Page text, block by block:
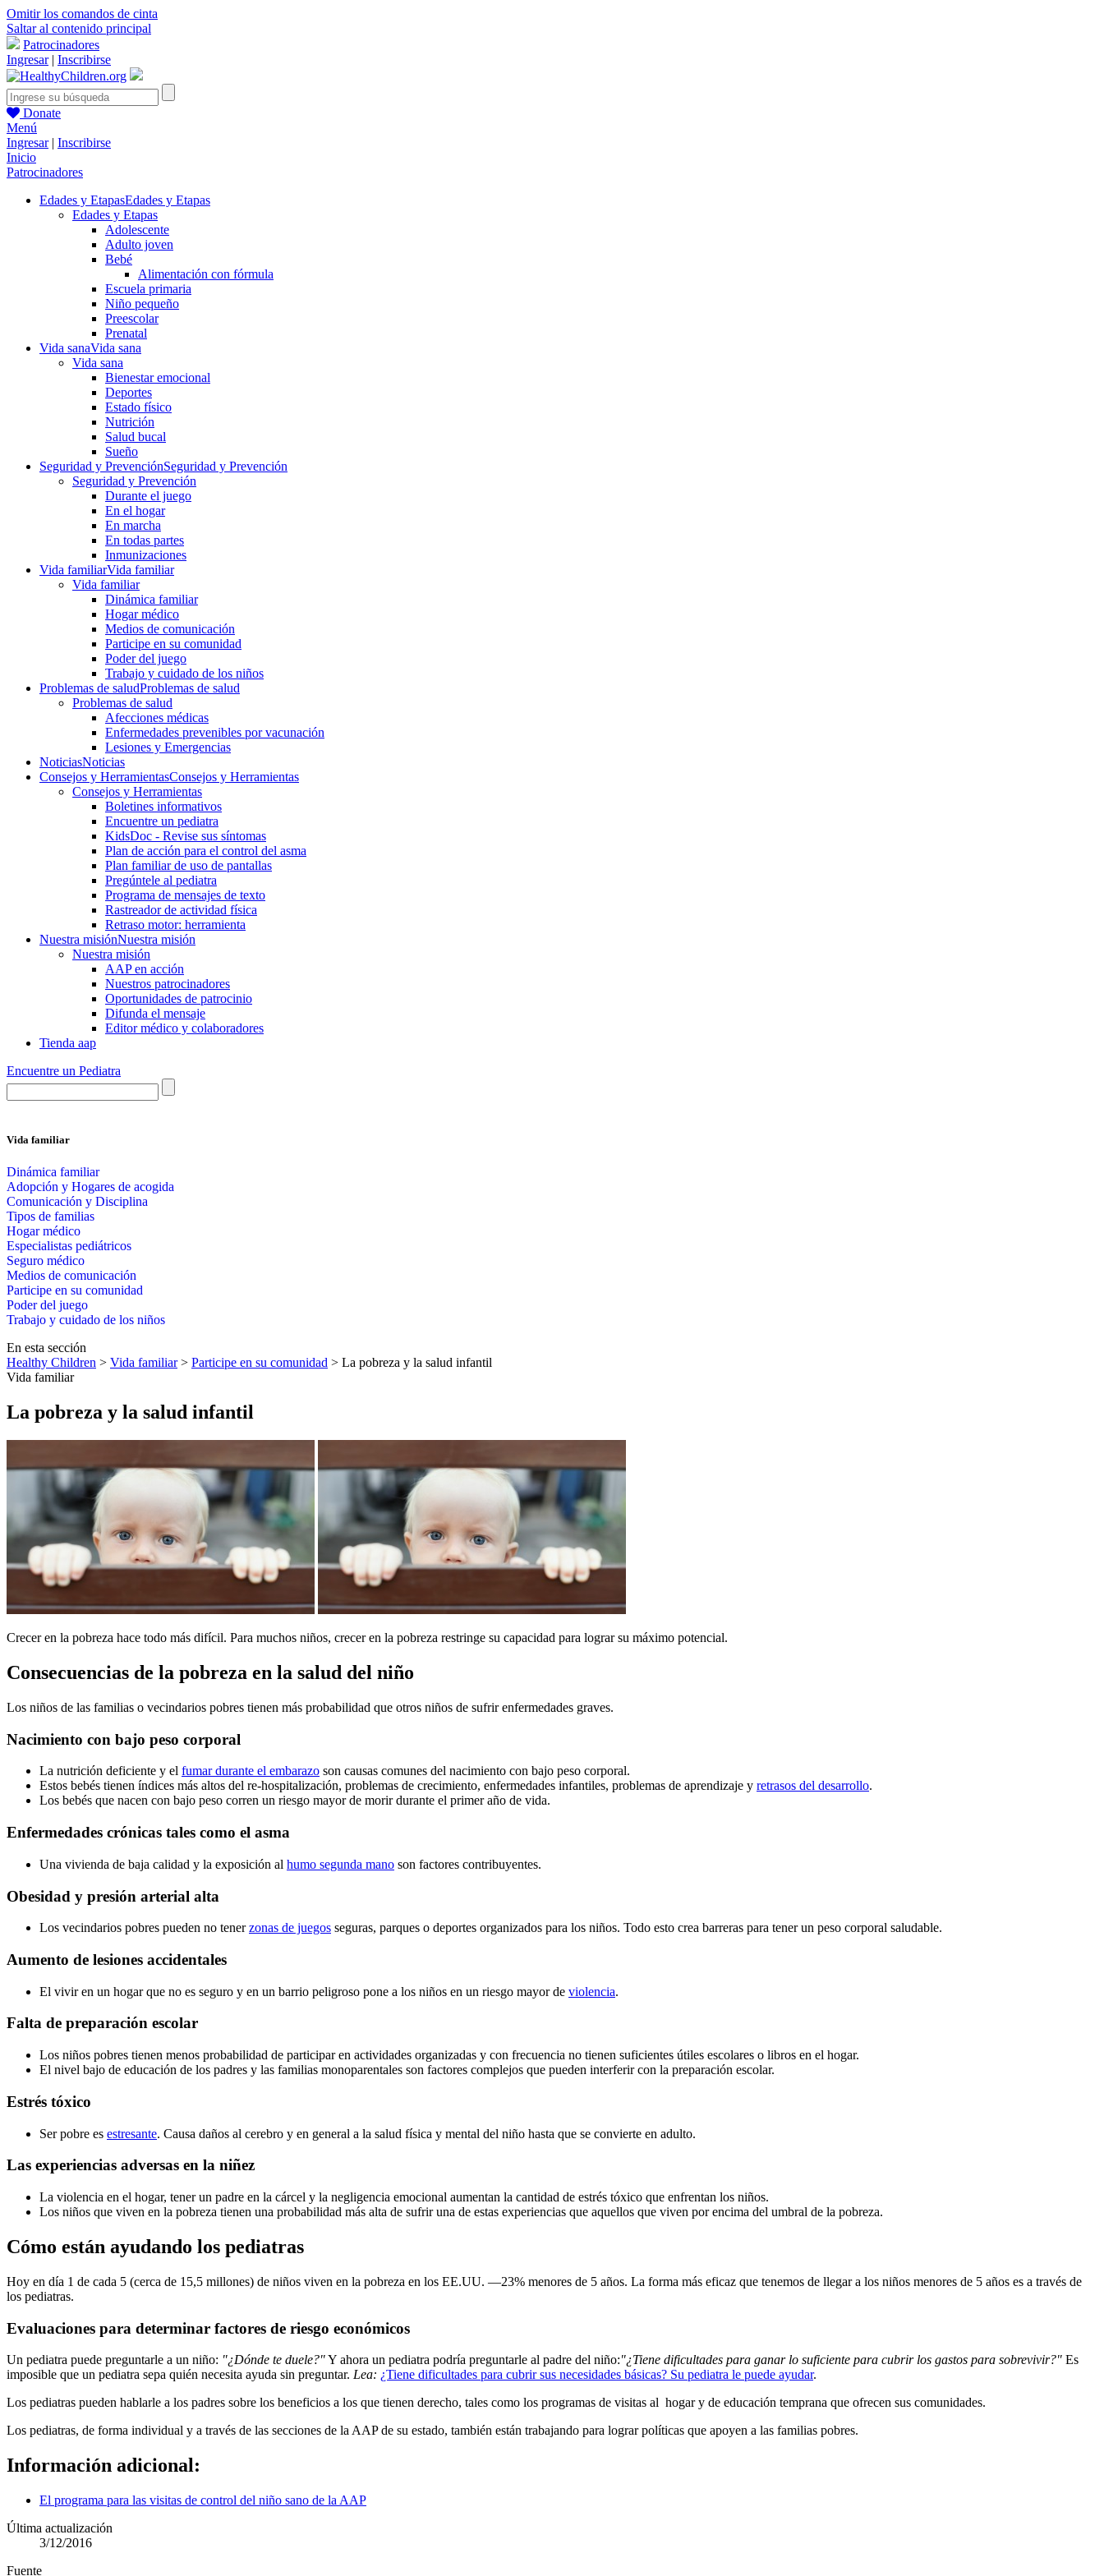
Omitir los comandos de cinta
Saltar al contenido principal
Patrocinadores
Ingresar| Inscribirse
Donate
Menú
Ingresar| Inscribirse
Inicio
Patrocinadores
Edades y EtapasEdades y Etapas
Edades y Etapas
Adolescente
Adulto joven
Bebé
Alimentación con fórmula
Escuela primaria
Niño pequeño
Preescolar
Prenatal
Vida sanaVida sana
Vida sana
Bienestar emocional
Deportes
Estado físico
Nutrición
Salud bucal
Sueño
Seguridad y PrevenciónSeguridad y Prevención
Seguridad y Prevención
Durante el juego
En el hogar
En marcha
En todas partes
Inmunizaciones
Vida familiarVida familiar
Vida familiar
Dinámica familiar
Hogar médico
Medios de comunicación
Participe en su comunidad
Poder del juego
Trabajo y cuidado de los niños
Problemas de saludProblemas de salud
Problemas de salud
Afecciones médicas
Enfermedades prevenibles por vacunación
Lesiones y Emergencias
NoticiasNoticias
Consejos y HerramientasConsejos y Herramientas
Consejos y Herramientas
Boletines informativos
Encuentre un pediatra
KidsDoc - Revise sus síntomas
Plan de acción para el control del asma
Plan familiar de uso de pantallas
Pregúntele al pediatra
Programa de mensajes de texto
Rastre​​ador de activida​d física
Retraso motor: herramienta
Nuestra misiónNuestra misión
Nuestra misión
AAP en acción
Nuestros patrocinadores
Oportunidades de patrocinio
Difunda el mensaje
Editor médico y colaboradores
Tienda aap
Encuentre un Pediatra
Vida familiar
Dinámica familiar
Adopción y Hogares de acogida
Comunicación y Disciplina
Tipos de familias
Hogar médico
Especialistas pediátricos
Seguro médico
Medios de comunicación
Participe en su comunidad
Poder del juego
Trabajo y cuidado de los niños
En esta sección
Healthy Children > Vida familiar> Participe en su comunidad > La pobreza y la salud infantil
Vida familiar
La pobreza y la salud infantil
Crecer en la pobreza hace todo más difícil. Para muchos niños, crecer en la pobreza restringe su capacidad para lograr su máximo potencial.
Consecuencias de la pobreza en la salud del niño
Los niños de las familias o vecindarios pobres tienen más probabilidad que otros niños de sufrir enfermedades graves.
Nacimiento con bajo peso corporal
La nutrición deficiente y el fumar durante el embarazo son causas comunes del nacimiento con bajo peso corporal.
Estos bebés tienen índices más altos del re-hospitalización, problemas de crecimiento, enfermedades infantiles, problemas de aprendizaje y retrasos del desarrollo.
Los bebés que nacen con bajo peso corren un riesgo mayor de morir durante el primer año de vida.
Enfermedades crónicas tales como el asma
Una vivienda de baja calidad y la exposición al humo segunda mano son factores contribuyentes.
Obesidad y presión arterial alta
Los vecindarios pobres pueden no tenerzonas de juegos seguras, parques o deportes organizados para los niños. Todo esto crea barreras para tener un peso corporal saludable.
Aumento de lesiones accidentales
El vivir en un hogar que no es seguro y en un barrio peligroso pone a los niños en un riesgo mayor de violencia.
Falta de preparación escolar
Los niños pobres tienen menos probabilidad de participar en actividades organizadas y con frecuencia no tienen suficientes útiles escolares o libros en el hogar.
El nivel bajo de educación de los padres y las familias monoparentales son factores complejos que pueden interferir con la preparación escolar.
Estrés tóxico
Ser pobre es estresante. Causa daños al cerebro y en general a la salud física y mental del niño hasta que se convierte en adulto.
Las experiencias adversas en la niñez
La violencia en el hogar, tener un padre en la cárcel y la negligencia emocional aumentan la cantidad de estrés tóxico que enfrentan los niños.
Los niños que viven en la pobreza tienen una probabilidad más alta de sufrir una de estas experiencias que aquellos que viven por encima del umbral de la pobreza.
Cómo están ayudando los pediatras
Hoy en día 1 de cada 5 (cerca de 15,5 millones) de niños viven en la pobreza en los EE.UU. —23% menores de 5 años. La forma más eficaz que tenemos de llegar a los niños menores de 5 años es a través de
los pediatras.
Evaluaciones para determinar factores de riesgo económicos
Un pediatra puede preguntarle a un niño: "¿Dónde te duele?"Y ahora un pediatra podría preguntarle al padre del niño:"¿Tiene dificultades para ganar lo suficiente para cubrir los gastos para sobrevivir?" Es
imposible que un pediatra sepa quién necesita ayuda sin preguntar. Lea: ¿Tiene dificultades para cubrir sus necesidades básicas? Su pediatra le puede ayudar.
Los pediatras pueden hablarle a los padres sobre los beneficios a los que tienen derecho, tales como los programas de visitas al hogar y de educación temprana que ofrecen sus comunidades.
Los pediatras, de forma individual y a través de las secciones de la AAP de su estado, también están trabajando para lograr políticas que apoyen a las familias pobres.
Información adicional:
El programa para las visitas de control del niño sano de la AAP
Última actualización
3/12/2016
Fuente